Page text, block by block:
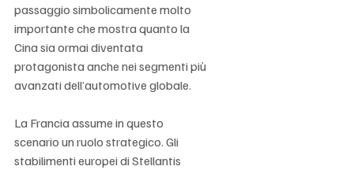
passaggio simbolicamente molto
importante che mostra quanto la
Cina sia ormai diventata
protagonista anche nei segmenti più
avanzati dell’automotive globale.
La Francia assume in questo
scenario un ruolo strategico. Gli
stabilimenti europei di Stellantis